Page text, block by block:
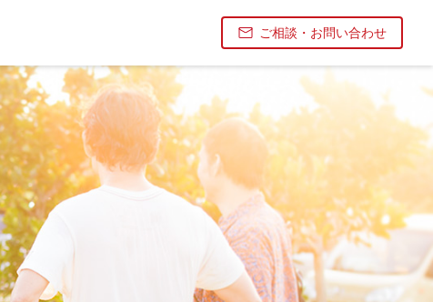
ご相談・お問い合わせ